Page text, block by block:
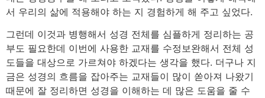
서 우리의 삶에 적용해야 하는 지 경험하게 해 주고 싶었다.
그런데 이것과 병행해서 성경 전체를 심플하게 정리하는 공
부도 필요한데 이번에 사용한 교재를 수정보완해서 전체 성
도들을 대상으로 가르쳐야 하겠다는 생각을 했다. 더구나 지
금은 성경의 흐름을 잡아주는 교재들이 많이 쏟아져 나왔기
때문에 잘 정리하면 성경을 이해하는 데 많은 도움을 줄 수